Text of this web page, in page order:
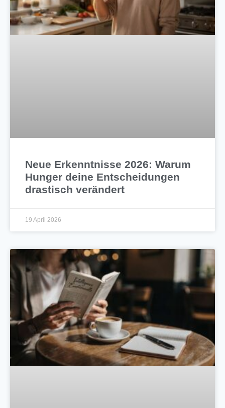
Neue Erkenntnisse 2026: Warum
Hunger deine Entscheidungen
drastisch verändert
19 April 2026